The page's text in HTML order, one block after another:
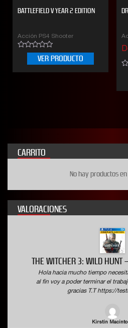
BATTLEFIELD V YEAR 2 EDITION
Acción PS4 Shooter
5
VER PRODUCTO
5
CARRITO
No hay productos
VALORACIONES
THE WITCHER 3: WILD HUNT
Hola hacia mucho tiempo
al fin voy a poder terminar el
gracias T.T https://
Kirstin